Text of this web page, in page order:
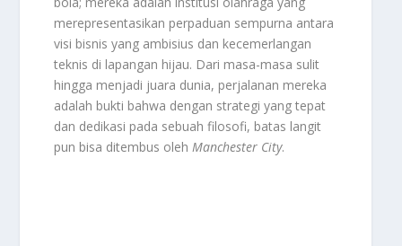
merepresentasikan perpaduan sempurna antara
visi bisnis yang ambisius dan kecemerlangan
teknis di lapangan hijau. Dari masa-masa sulit
hingga menjadi juara dunia, perjalanan mereka
adalah bukti bahwa dengan strategi yang tepat
dan dedikasi pada sebuah filosofi, batas langit
pun bisa ditembus oleh Manchester City.